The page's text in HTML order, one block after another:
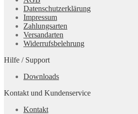
Datenschutzerklärung
Impressum
Zahlungsarten
Versandarten
Widerrufsbelehrung
Hilfe / Support
Downloads
Kontakt und Kundenservice
Kontakt